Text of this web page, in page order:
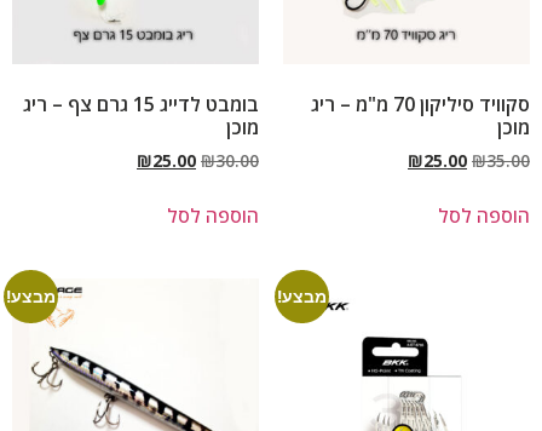
סקוויד סיליקון 70 מ"מ – ריג
מוכן
₪35.00
₪25.00
הוספה לסל
בומבט לדייג 15 גרם צף – ריג
מוכן
₪30.00
₪25.00
הוספה לסל
מבצע! מבצע!